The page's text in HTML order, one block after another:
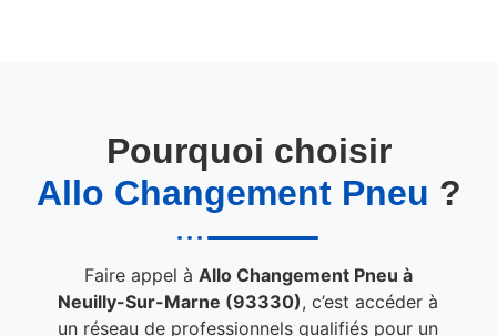
Pourquoi choisir
Allo Changement Pneu ?
Faire appel à Allo Changement Pneu à
Neuilly-Sur-Marne (93330), c’est accéder à
un réseau de professionnels qualifiés pour un